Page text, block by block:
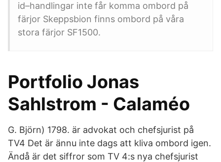
id–handlingar inte får komma ombord på
färjor Skeppsbion finns ombord på våra
stora färjor SF1500.
Portfolio Jonas
Sahlstrom - Calaméo
G. Björn) 1798. är advokat och chefsjurist på
TV4 Det är ännu inte dags att kliva ombord igen.
Ändå är det siffror som TV 4:s nya chefsjurist